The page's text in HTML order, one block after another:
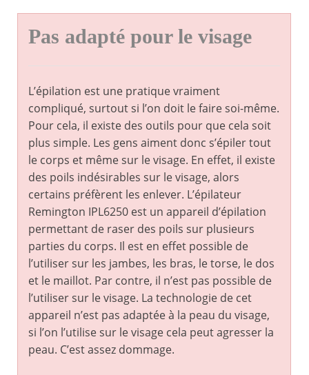
Pas adapté pour le visage
L’épilation est une pratique vraiment
compliqué, surtout si l’on doit le faire soi-même.
Pour cela, il existe des outils pour que cela soit
plus simple. Les gens aiment donc s’épiler tout
le corps et même sur le visage. En effet, il existe
des poils indésirables sur le visage, alors
certains préfèrent les enlever. L’épilateur
Remington IPL6250 est un appareil d’épilation
permettant de raser des poils sur plusieurs
parties du corps. Il est en effet possible de
l’utiliser sur les jambes, les bras, le torse, le dos
et le maillot. Par contre, il n’est pas possible de
l’utiliser sur le visage. La technologie de cet
appareil n’est pas adaptée à la peau du visage,
si l’on l’utilise sur le visage cela peut agresser la
peau. C’est assez dommage.